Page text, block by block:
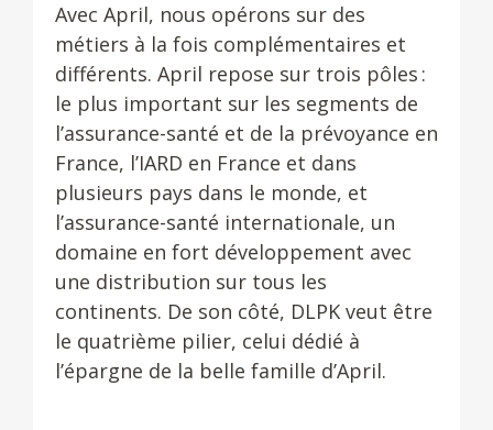
Avec April, nous opérons sur des
métiers à la fois complémentaires et
différents. April repose sur trois pôles :
le plus important sur les segments de
l’assurance-santé et de la prévoyance en
France, l’IARD en France et dans
plusieurs pays dans le monde, et
l’assurance-santé internationale, un
domaine en fort développement avec
une distribution sur tous les
continents. De son côté, DLPK veut être
le quatrième pilier, celui dédié à
l’épargne de la belle famille d’April.